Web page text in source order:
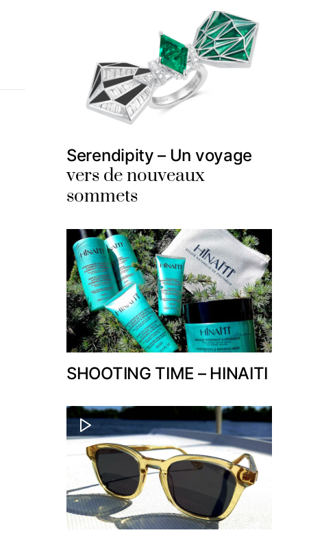
Serendipity – Un voyage
vers de nouveaux
sommets
SHOOTING TIME – HINAITI